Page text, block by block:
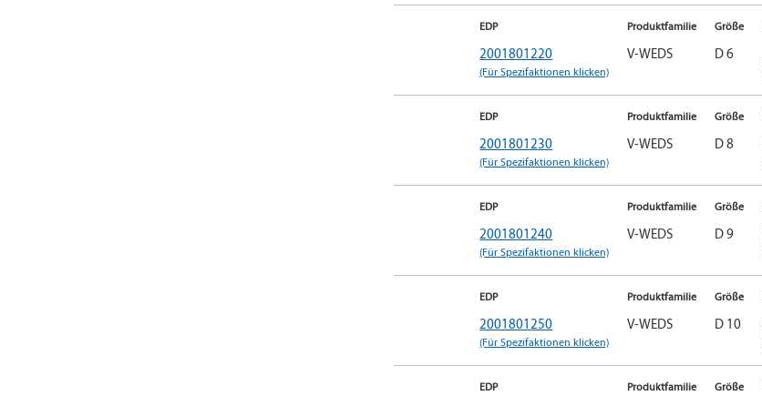
EDP
2001801220
(Für Spezifaktionen klicken)
Produktfamilie
V-WEDS
Größe
D 6
EDP
2001801230
(Für Spezifaktionen klicken)
Produktfamilie
V-WEDS
Größe
D 8
EDP
2001801240
(Für Spezifaktionen klicken)
Produktfamilie
V-WEDS
Größe
D 9
EDP
2001801250
(Für Spezifaktionen klicken)
Produktfamilie
V-WEDS
Größe
D 10
EDP Produktfamilie Größe